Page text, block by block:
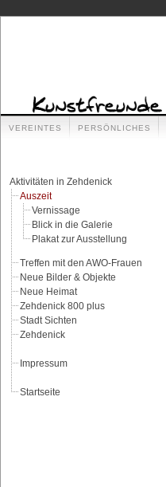
VEREINTES PERSÖNLICHES
Aktivitäten in Zehdenick
Auszeit
Vernissage
Blick in die Galerie
Plakat zur Ausstellung
Treffen mit den AWO-Frauen
Neue Bilder & Objekte
Neue Heimat
Zehdenick 800 plus
Stadt Sichten
Zehdenick
Impressum
Startseite